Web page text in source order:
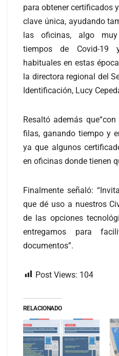
para obtener certificados
clave única, ayudando
las oficinas, algo
tiempos de Covid-19
habituales en estas
la directora regional del
Identificación, Lucy
Resaltó además
filas, ganando tiempo y
ya que algunos
en oficinas donde tienen
Finalmente señaló:
que dé uso a nuestros
de las opciones
entregamos para
documentos”.
Post Views: 104
RELACIONADO